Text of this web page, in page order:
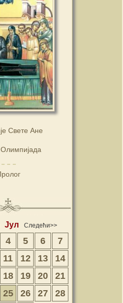
Свете Ане
Јул Следећи>>
4 5 6
7
11 12 13
14
18 19 20
21
25 26 27
28